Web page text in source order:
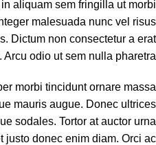
aliquam sem fringilla ut morbi
malesuada nunc vel risus
Dictum non consectetur a erat
Arcu odio ut sem nulla pharetra.
morbi tincidunt ornare massa
mauris augue. Donec ultrices
sodales. Tortor at auctor urna
justo donec enim diam. Orci ac